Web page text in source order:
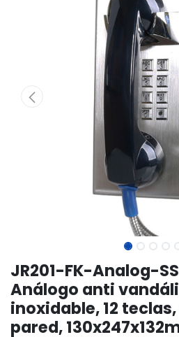
JR201-FK-Analog-
Análogo anti
inoxidable, 12
pared,